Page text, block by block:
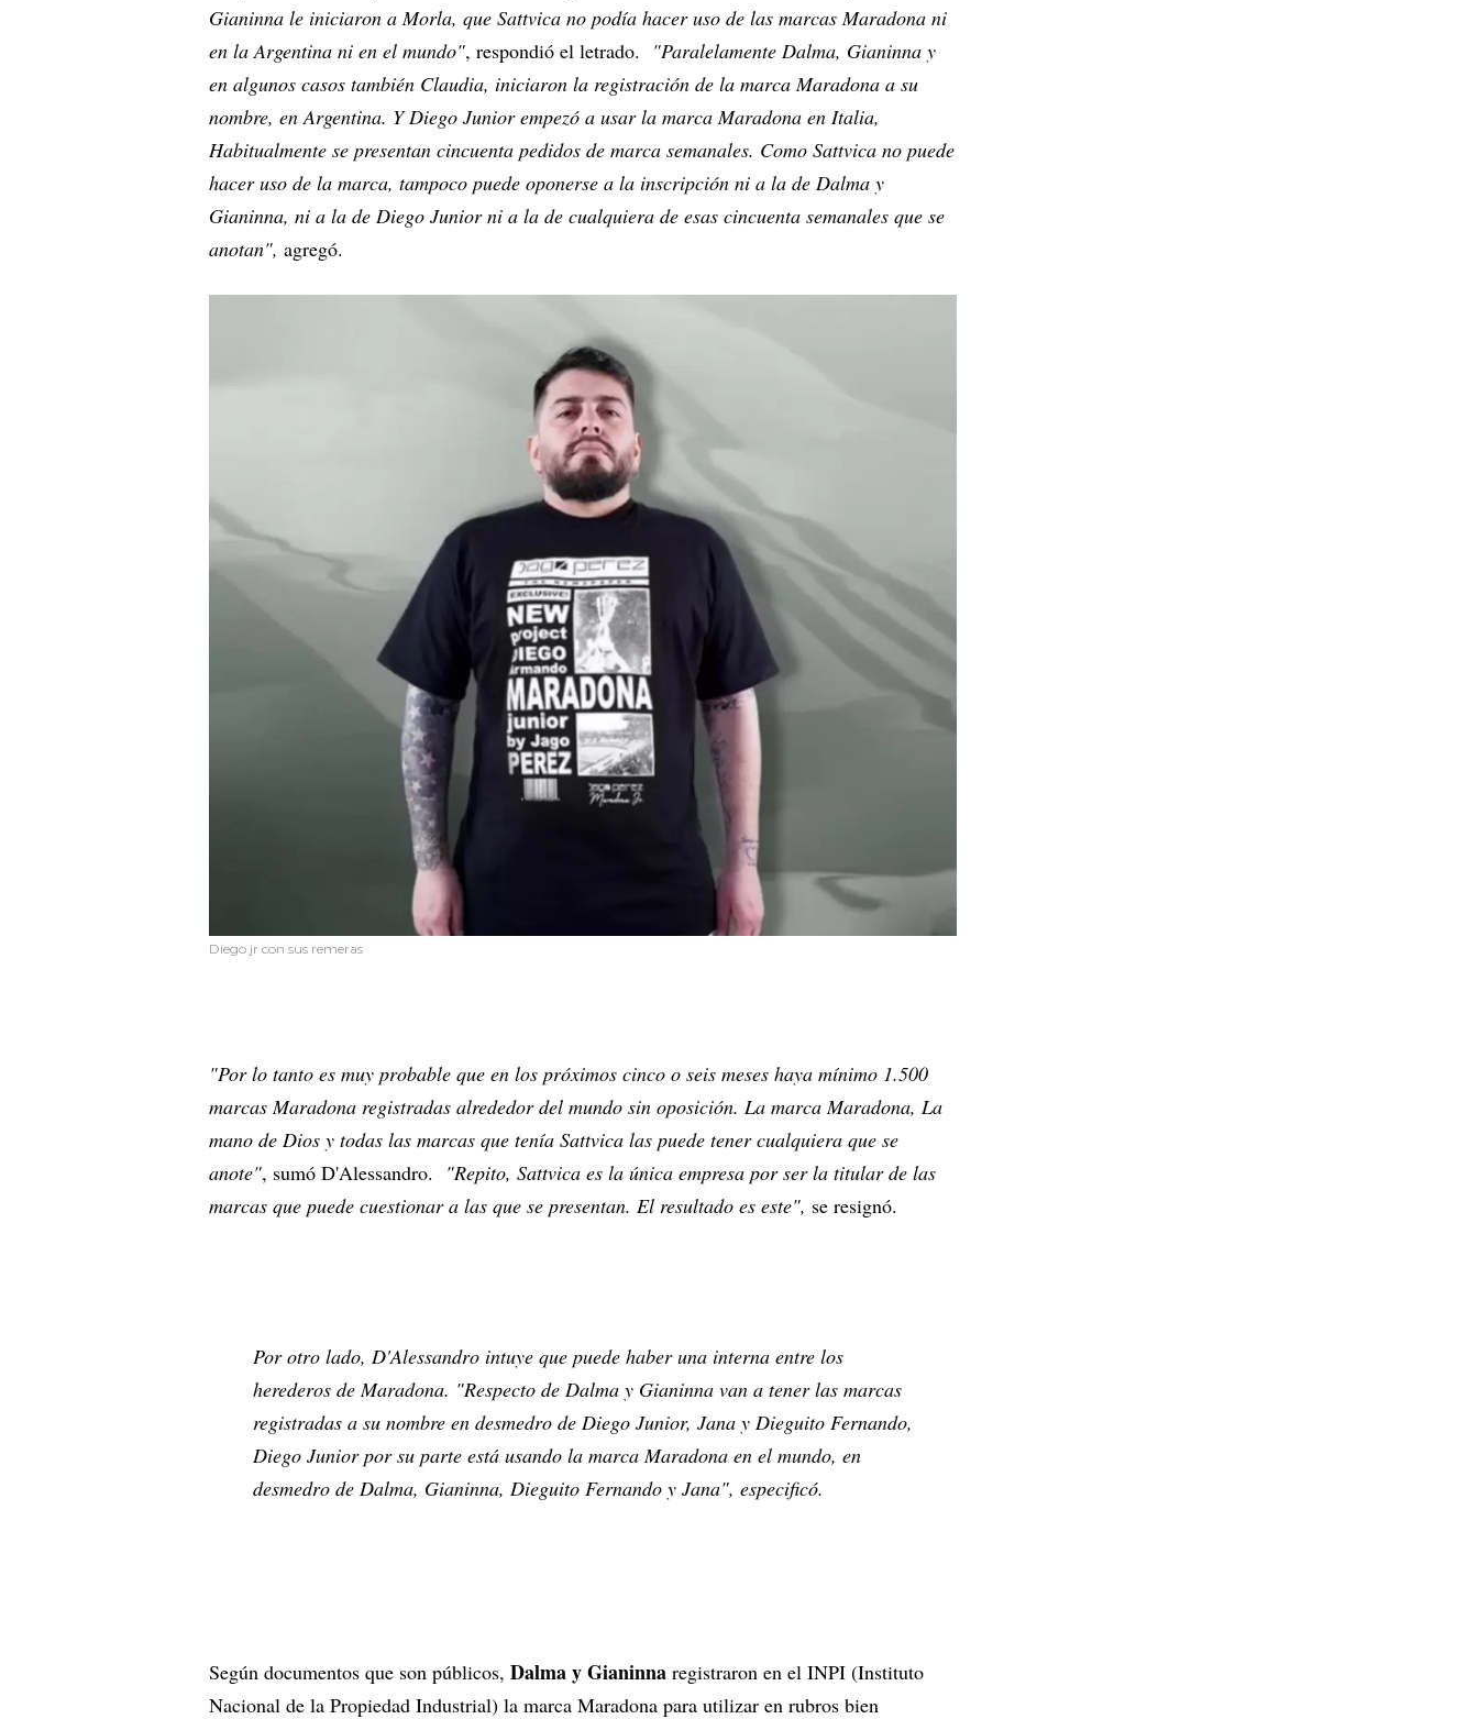
Gianinna le iniciaron a Morla, que Sattvica no podía hacer uso de las marcas Maradona ni
en la Argentina ni en el mundo", respondió el letrado. "Paralelamente Dalma, Gianinna y
en algunos casos también Claudia, iniciaron la registración de la marca Maradona a su
nombre, en Argentina. Y Diego Junior empezó a usar la marca Maradona en Italia,
Habitualmente se presentan cincuenta pedidos de marca semanales. Como Sattvica no puede
hacer uso de la marca, tampoco puede oponerse a la inscripción ni a la de Dalma y
Gianinna, ni a la de Diego Junior ni a la de cualquiera de esas cincuenta semanales que se
anotan", agregó.
Diego jr con sus remeras
"Por lo tanto es muy probable que en los próximos cinco o seis meses haya mínimo 1.500
marcas Maradona registradas alrededor del mundo sin oposición. La marca Maradona, La
mano de Dios y todas las marcas que tenía Sattvica las puede tener cualquiera que se
anote", sumó D'Alessandro. "Repito, Sattvica es la única empresa por ser la titular de las
marcas que puede cuestionar a las que se presentan. El resultado es este", se resignó.
Por otro lado, D'Alessandro intuye que puede haber una interna entre los
herederos de Maradona. "Respecto de Dalma y Gianinna van a tener las marcas
registradas a su nombre en desmedro de Diego Junior, Jana y Dieguito Fernando,
Diego Junior por su parte está usando la marca Maradona en el mundo, en
desmedro de Dalma, Gianinna, Dieguito Fernando y Jana", especificó.
Según documentos que son públicos, Dalma y Gianinna registraron en el INPI (Instituto
Nacional de la Propiedad Industrial) la marca Maradona para utilizar en rubros bien